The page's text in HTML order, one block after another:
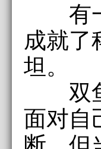
有一
成就了
坦。
双鱼
面对自